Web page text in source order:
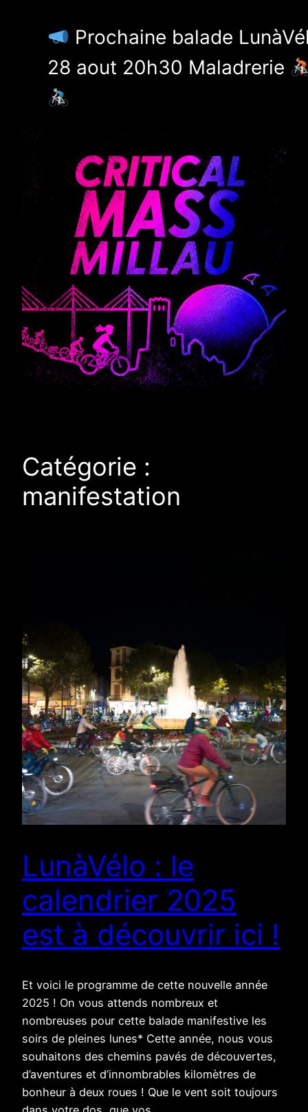
Prochaine balade LunàVélo :
28 aout 20h30 Maladrerie
Catégorie :
manifestation
LunàVélo : le
calendrier 2025
est à découvrir ici !
Et voici le programme de cette nouvelle année
2025 ! On vous attends nombreux et
nombreuses pour cette balade manifestive les
soirs de pleines lunes* Cette année, nous vous
souhaitons des chemins pavés de découvertes,
d’aventures et d’innombrables kilomètres de
bonheur à deux roues ! Que le vent soit toujours